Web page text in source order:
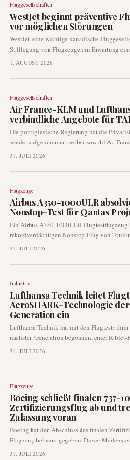
auf Boeings Auftragsbücher auswirken.
Fluggesellschaften
WestJet beginnt präventive
vor möglichen Störungen
WestJet, eine wichtige kanadische
Stilllegung von Flugzeugen in Erwartung
Betriebsunterbrechung eingeleitet. Die
Reisepläne zu stornieren oder einmalig zu
1. AUGUST 2026
Fluggesellschaften
Air France-KLM und
verbindliche Angebote für
Die portugiesische Regierung hat die
wieder aufgenommen, wobei sowohl Air
Lufthansa Group am 29. Juli 2026
hochkarätigen Wettbewerbs zwischen zwei
Netzwerkstrategie und die transatlantische
31. JULI 2026
Flugzeuge
Airbus A350-1000ULR
Nonstop-Test für Qantas
Ein Airbus A350-1000ULR-Flugtestflugzeug
rekordverdächtigen Nonstop-Flug von
Melbourne, Australien, absolviert. Diese
Langstreckenprogramm Project Sunrise von
Luftfahrtindustrie, neue Ultra-
31. JULI 2026
Industrie
Lufthansa Technik leitet
AeroSHARK-Technologie
Generation ein
Lufthansa Technik hat mit den Flugtests
nächsten Generation begonnen, einer
aerodynamischen Luftwiderstands. Diese
unter realen Bedingungen zu validieren und
Emissionsreduzierung zu berücksichtigen.
31. JULI 2026
Flugzeuge
Boeing schließt finalen 737-
Zertifizierungsflug ab und
Zulassung voran
Boeing hat den Abschluss des finalen
Flugzeug bekannt gegeben. Dieser
2026**, stellt einen entscheidenden Schritt
31. JULI 2026